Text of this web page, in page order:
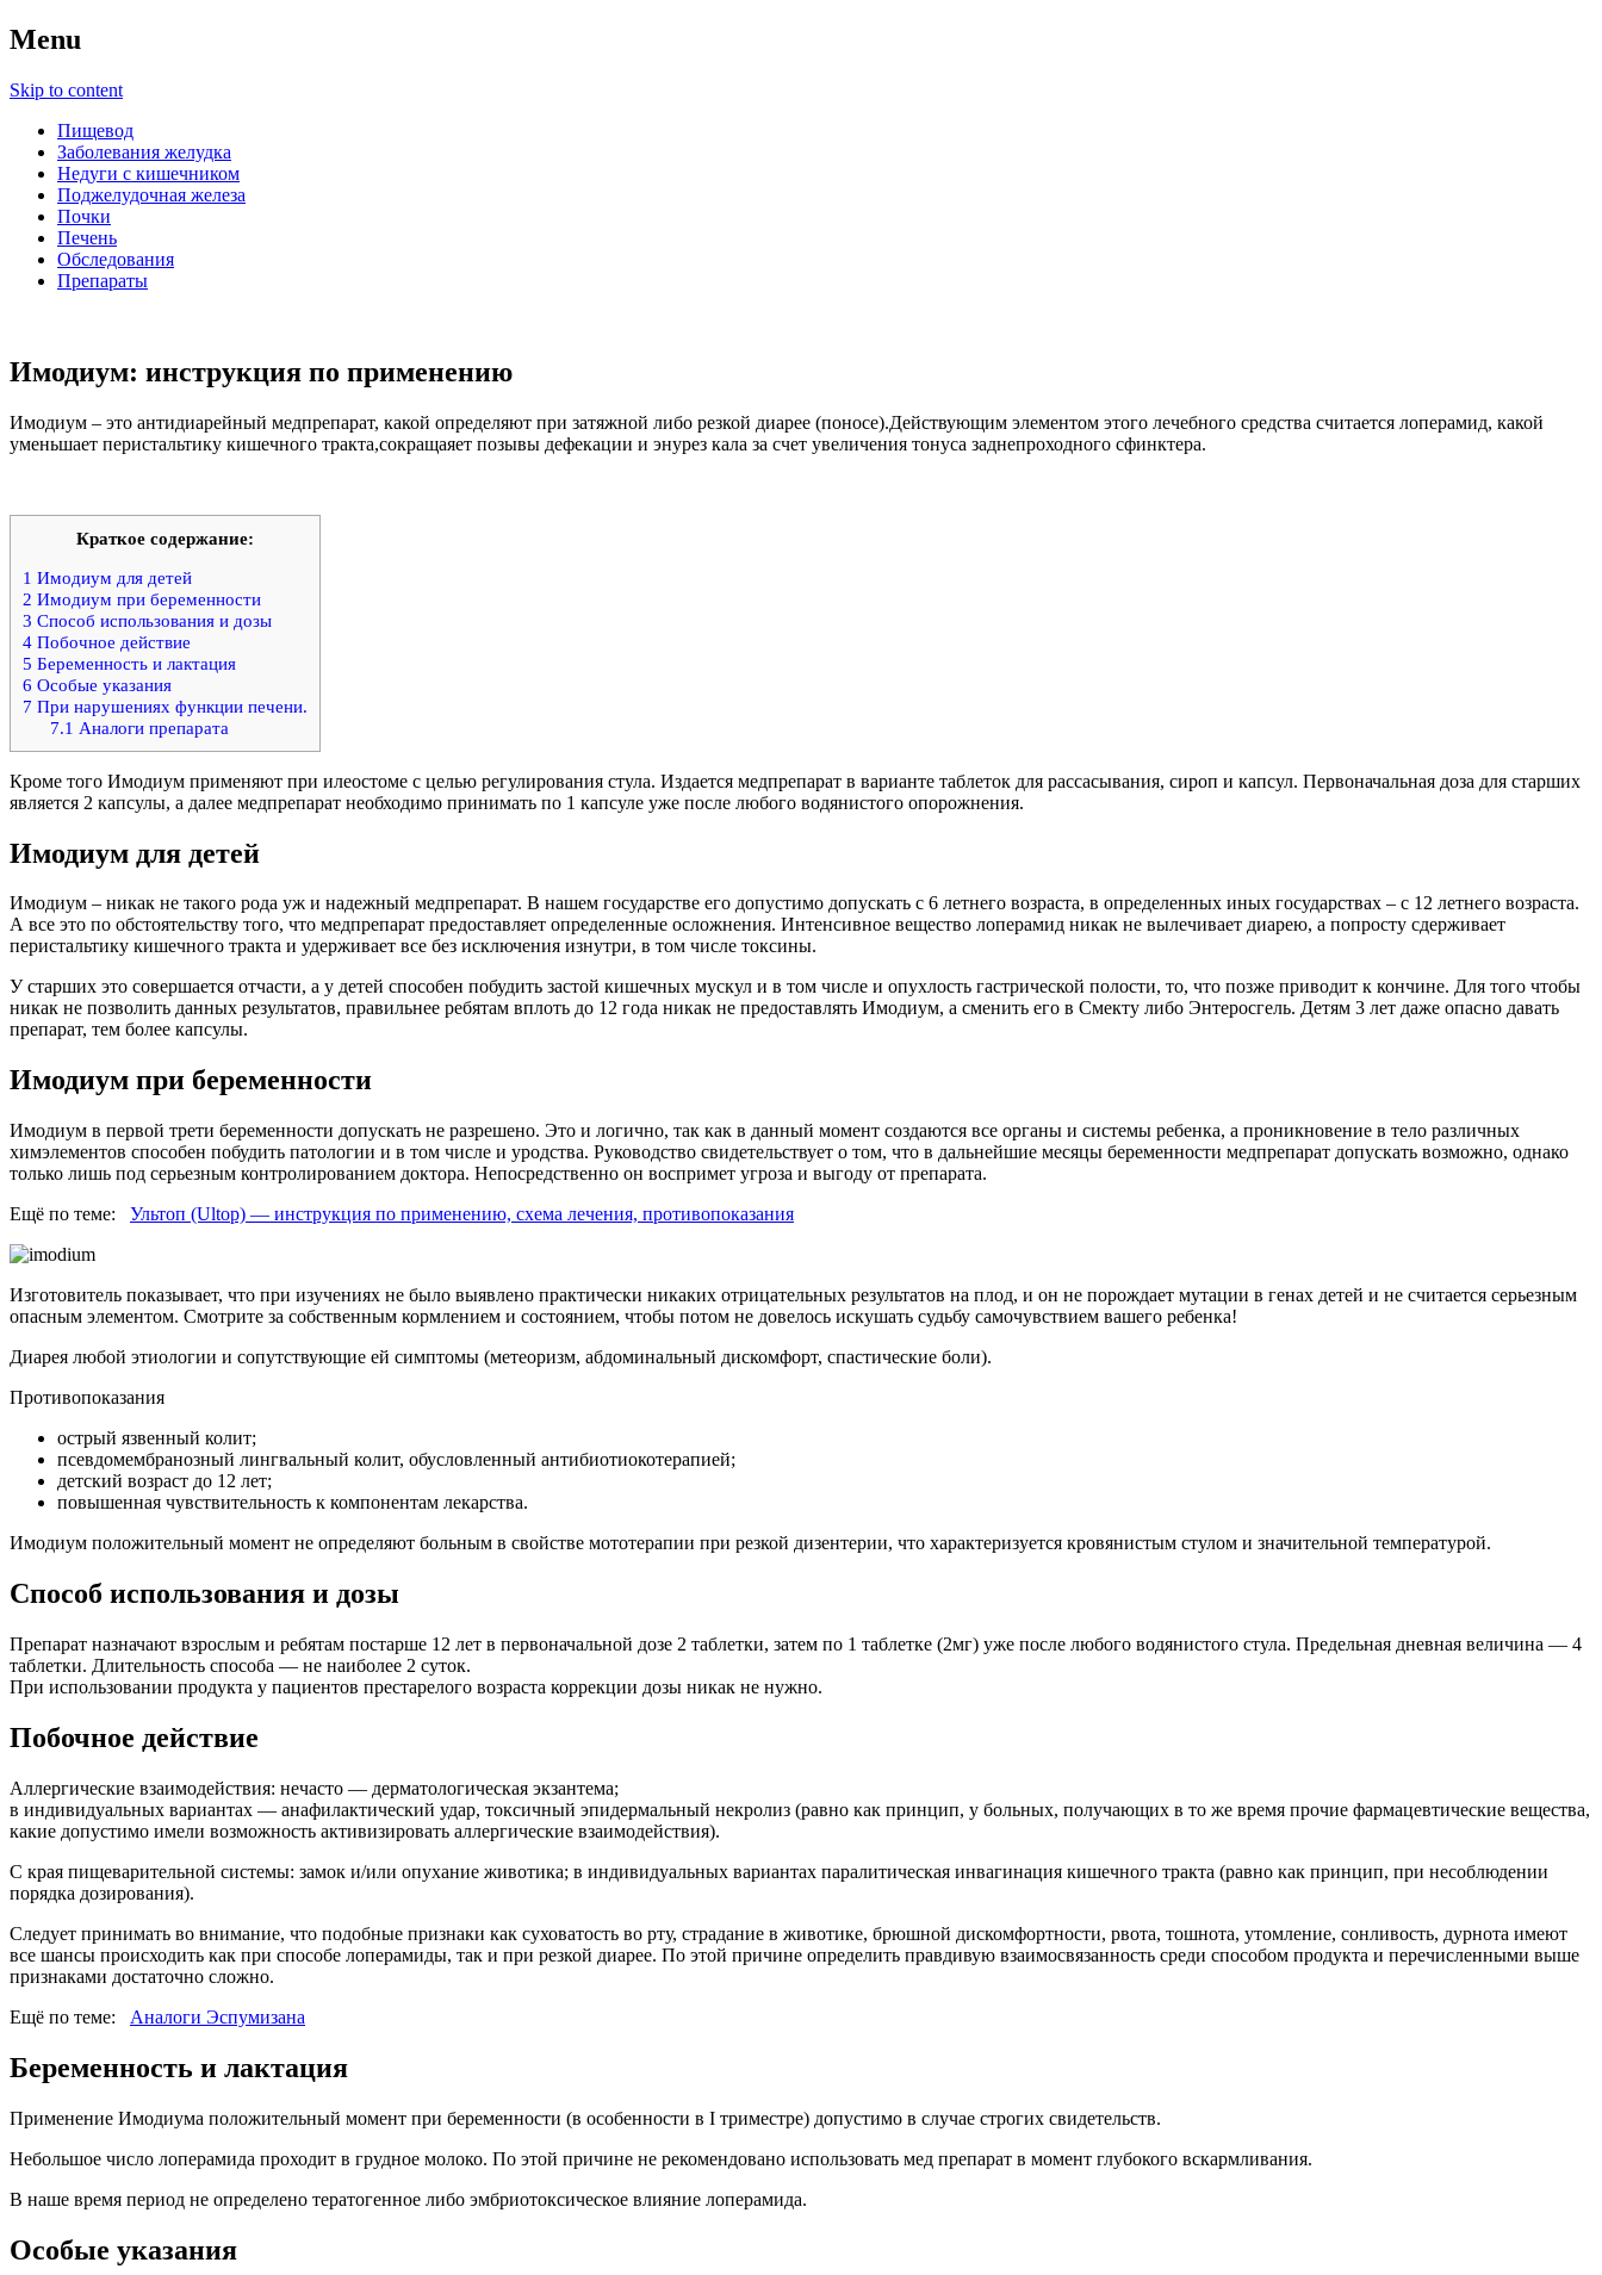
Menu
Skip to content
Пищевод
Заболевания желудка
Недуги с кишечником
Поджелудочная железа
Почки
Печень
Обследования
Препараты
Имодиум: инструкция по применению
Имодиум – это антидиарейный медпрепарат, какой определяют при затяжной либо резкой диарее (поносе).Действующим элементом этого лечебного средства считается лоперамид, какой
уменьшает перистальтику кишечного тракта,сокращаяет позывы дефекации и энурез кала за счет увеличения тонуса заднепроходного сфинктера.
Краткое содержание:
1 Имодиум для детей
2 Имодиум при беременности
3 Способ использования и дозы
4 Побочное действие
5 Беременность и лактация
6 Особые указания
7 При нарушениях функции печени.
7.1 Аналоги препарата
Кроме того Имодиум применяют при илеостоме с целью регулирования стула. Издается медпрепарат в варианте таблеток для рассасывания, сироп и капсул. Первоначальная доза для старших
является 2 капсулы, а далее медпрепарат необходимо принимать по 1 капсуле уже после любого водянистого опорожнения.
Имодиум для детей
Имодиум – никак не такого рода уж и надежный медпрепарат. В нашем государстве его допустимо допускать с 6 летнего возраста, в определенных иных государствах – с 12 летнего возраста.
А все это по обстоятельству того, что медпрепарат предоставляет определенные осложнения. Интенсивное вещество лоперамид никак не вылечивает диарею, а попросту сдерживает
перистальтику кишечного тракта и удерживает все без исключения изнутри, в том числе токсины.
У старших это совершается отчасти, а у детей способен побудить застой кишечных мускул и в том числе и опухлость гастрической полости, то, что позже приводит к кончине. Для того чтобы
никак не позволить данных результатов, правильнее ребятам вплоть до 12 года никак не предоставлять Имодиум, а сменить его в Смекту либо Энтеросгель. Детям 3 лет даже опасно давать
препарат, тем более капсулы.
Имодиум при беременности
Имодиум в первой трети беременности допускать не разрешено. Это и логично, так как в данный момент создаются все органы и системы ребенка, а проникновение в тело различных
химэлементов способен побудить патологии и в том числе и уродства. Руководство свидетельствует о том, что в дальнейшие месяцы беременности медпрепарат допускать возможно, однако
только лишь под серьезным контролированием доктора. Непосредственно он воспримет угроза и выгоду от препарата.
Ещё по теме:
Ультоп (Ultop) — инструкция по применению, схема лечения, противопоказания
Изготовитель показывает, что при изучениях не было выявлено практически никаких отрицательных результатов на плод, и он не порождает мутации в генах детей и не считается серьезным
опасным элементом. Смотрите за собственным кормлением и состоянием, чтобы потом не довелось искушать судьбу самочувствием вашего ребенка!
Диарея любой этиологии и сопутствующие ей симптомы (метеоризм, абдоминальный дискомфорт, спастические боли).
Противопоказания
острый язвенный колит;
псевдомембранозный лингвальный колит, обусловленный антибиотиокотерапией;
детский возраст до 12 лет;
повышенная чувствительность к компонентам лекарства.
Имодиум положительный момент не определяют больным в свойстве мототерапии при резкой дизентерии, что характеризуется кровянистым стулом и значительной температурой.
Способ использования и дозы
Препарат назначают взрослым и ребятам постарше 12 лет в первоначальной дозе 2 таблетки, затем по 1 таблетке (2мг) уже после любого водянистого стула. Предельная дневная величина — 4
таблетки. Длительность способа — не наиболее 2 суток.
При использовании продукта у пациентов престарелого возраста коррекции дозы никак не нужно.
Побочное действие
Аллергические взаимодействия: нечасто — дерматологическая экзантема;
в индивидуальных вариантах — анафилактический удар, токсичный эпидермальный некролиз (равно как принцип, у больных, получающих в то же время прочие фармацевтические вещества,
какие допустимо имели возможность активизировать аллергические взаимодействия).
С края пищеварительной системы: замок и/или опухание животика; в индивидуальных вариантах паралитическая инвагинация кишечного тракта (равно как принцип, при несоблюдении
порядка дозирования).
Следует принимать во внимание, что подобные признаки как суховатость во рту, страдание в животике, брюшной дискомфортности, рвота, тошнота, утомление, сонливость, дурнота имеют
все шансы происходить как при способе лоперамиды, так и при резкой диарее. По этой причине определить правдивую взаимосвязанность среди способом продукта и перечисленными выше
признаками достаточно сложно.
Ещё по теме:
Аналоги Эспумизана
Беременность и лактация
Применение Имодиума положительный момент при беременности (в особенности в I триместре) допустимо в случае строгих свидетельств.
Небольшое число лоперамида проходит в грудное молоко. По этой причине не рекомендовано использовать мед препарат в момент глубокого вскармливания.
В наше время период не определено тератогенное либо эмбриотоксическое влияние лоперамида.
Особые указания